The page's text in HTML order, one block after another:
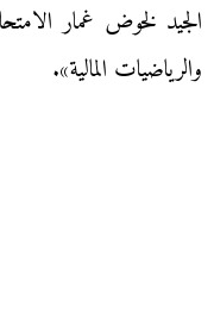
الجيد لخوض غمار
والرياضيات المالية».